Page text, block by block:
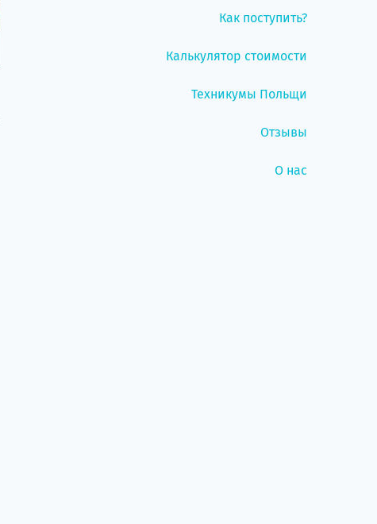
Как поступить?
Калькулятор стоимости
Техникумы Польщи
Отзывы
О нас